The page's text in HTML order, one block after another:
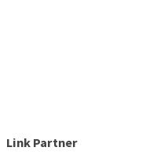
Link Partner